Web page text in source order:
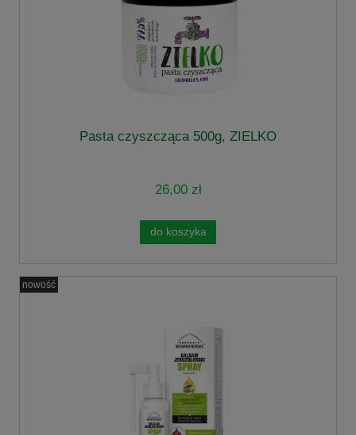
Pasta czyszcząca 500g, ZIELKO
26,00 zł
do koszyka
nowość